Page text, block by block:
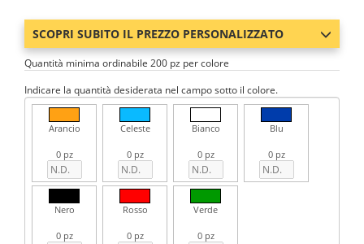
SCOPRI SUBITO IL PREZZO PERSONALIZZATO
Quantità minima ordinabile 200 pz per colore
Indicare la quantità desiderata nel campo sotto il colore.
Arancio
0 pz
Celeste
0 pz
Bianco
0 pz
Blu
0 pz
Nero
0 pz
Rosso
0 pz
Verde
0 pz